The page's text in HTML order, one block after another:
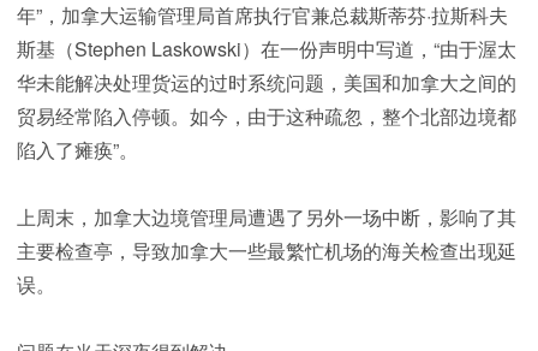
年”，加拿大运输管理局首席执行官兼总裁斯蒂芬·拉斯科夫
斯基（Stephen Laskowski）在一份声明中写道，“由于渥太
华未能解决处理货运的过时系统问题，美国和加拿大之间的
贸易经常陷入停顿。如今，由于这种疏忽，整个北部边境都
陷入了瘫痪”。
上周末，加拿大边境管理局遭遇了另外一场中断，影响了其
主要检查亭，导致加拿大一些最繁忙机场的海关检查出现延
误。